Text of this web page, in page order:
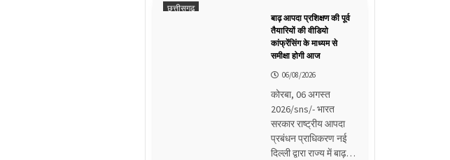
छत्तीसगढ़
बाढ़ आपदा प्रशिक्षण की पूर्व
तैयारियों की वीडियो
कांफ्रेंसिंग के माध्यम से
समीक्षा होगी आज
06/08/2026
कोरबा, 06 अगस्त
2026/sns/- भारत
सरकार राष्ट्रीय आपदा
प्रबंधन प्राधिकरण नई
दिल्ली द्वारा राज्य में बाढ़…